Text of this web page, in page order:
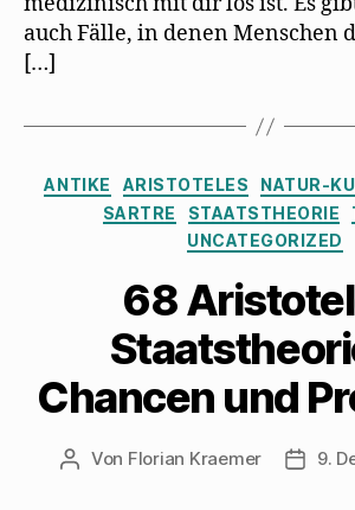
auch Fälle, in denen Menschen
[…]
ANTIKE ARISTOTELES NATUR-
SARTRE
STAATSTHEORIE
UNCATEGORIZED
68
Chancen und
Beitragsautor
Von Florian Kraemer 9.